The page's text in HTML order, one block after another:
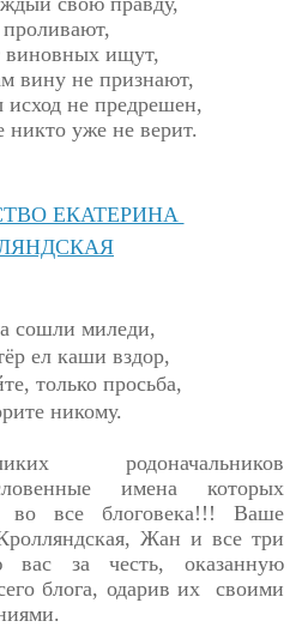
виновных ищут,
вину не признают,
исход не предрешен,
никто уже не верит.
ЕКАТЕРИНА
сошли миледи,
ел каши вздор,
только просьба,
никому.
родоначальников
имена которых
во все блоговека!!! Ваше
Жан и все три
вас за честь, оказанную
блога, одарив их своими